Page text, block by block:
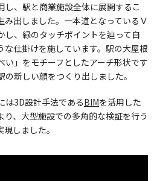
し、駅と商業施設全体に展開するこ
み出しました。一本道となっているＶ
し、緑のタッチポイントを辿って自
な仕掛けを施しています。駅の大屋根
い」をモチーフとしたアーチ形状です
新しい顔をつくり出しました。
は3D設計手法であるBIMを活用した
り、大型施設での多角的な検証を行う
しました。